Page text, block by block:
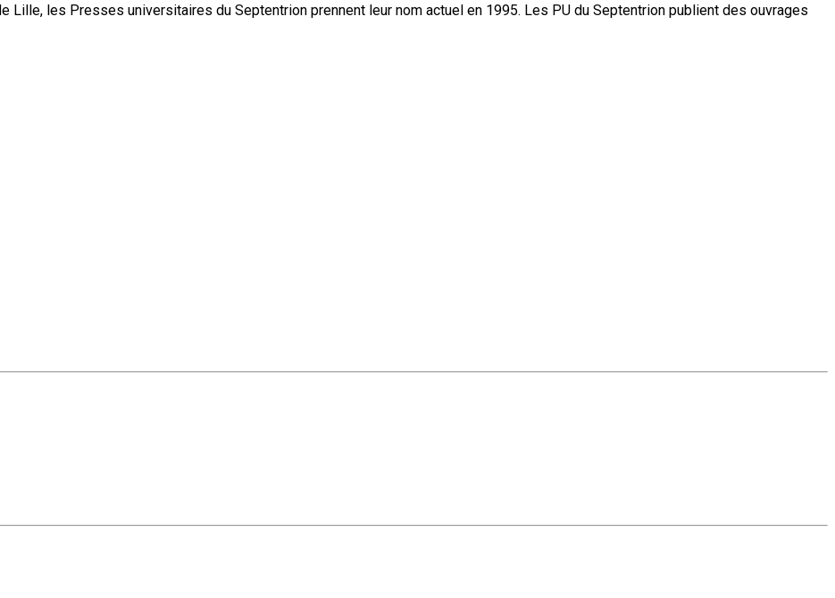
les Presses universitaires du Septentrion prennent leur nom actuel en 1995. Les PU du Septentrion publient des ouvrages